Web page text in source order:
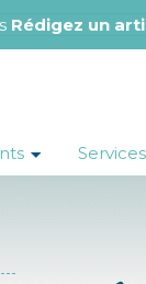
Rédigez un